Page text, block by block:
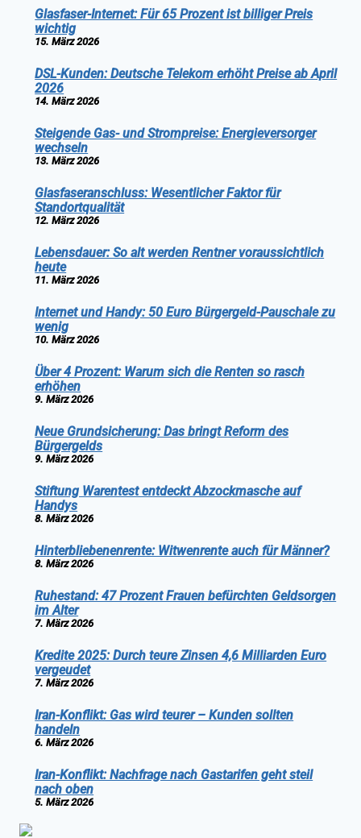
Glasfaser-Internet: Für 65 Prozent ist billiger Preis
wichtig
15. März 2026
DSL-Kunden: Deutsche Telekom erhöht Preise ab April
2026
14. März 2026
Steigende Gas- und Strompreise: Energieversorger
wechseln
13. März 2026
Glasfaseranschluss: Wesentlicher Faktor für
Standortqualität
12. März 2026
Lebensdauer: So alt werden Rentner voraussichtlich
heute
11. März 2026
Internet und Handy: 50 Euro Bürgergeld-Pauschale zu
wenig
10. März 2026
Über 4 Prozent: Warum sich die Renten so rasch
erhöhen
9. März 2026
Neue Grundsicherung: Das bringt Reform des
Bürgergelds
9. März 2026
Stiftung Warentest entdeckt Abzockmasche auf
Handys
8. März 2026
Hinterbliebenenrente: Witwenrente auch für Männer?
8. März 2026
Ruhestand: 47 Prozent Frauen befürchten Geldsorgen
im Alter
7. März 2026
Kredite 2025: Durch teure Zinsen 4,6 Milliarden Euro
vergeudet
7. März 2026
Iran-Konflikt: Gas wird teurer – Kunden sollten
handeln
6. März 2026
Iran-Konflikt: Nachfrage nach Gastarifen geht steil
nach oben
5. März 2026